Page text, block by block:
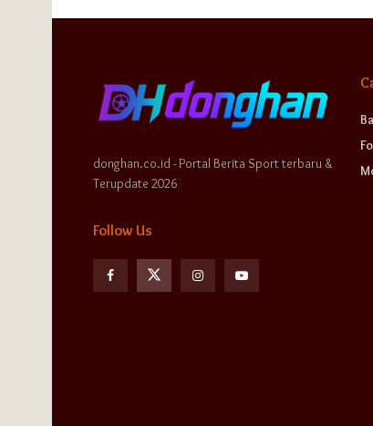
donghan.co.id - Portal Berita Sport terbaru &
Terupdate 2026
Follow Us